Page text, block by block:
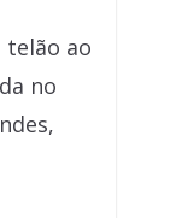
telão ao
no